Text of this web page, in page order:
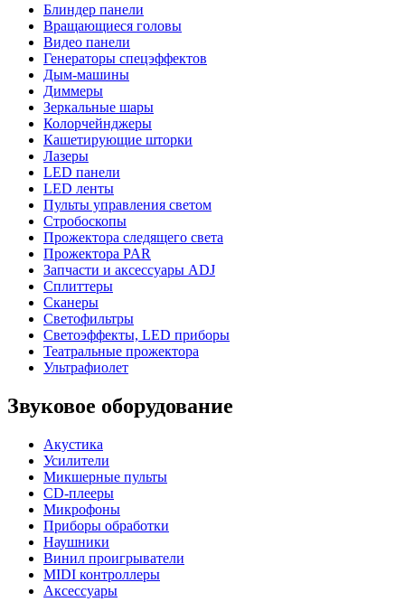
Блиндер панели
Вращающиеся головы
Видео панели
Генераторы спецэффектов
Дым-машины
Диммеры
Зеркальные шары
Колорчейнджеры
Кашетирующие шторки
Лазеры
LED панели
LED ленты
Пульты управления светом
Стробоскопы
Прожектора следящего света
Прожектора PAR
Запчасти и аксессуары ADJ
Сплиттеры
Сканеры
Светофильтры
Светоэффекты, LED приборы
Театральные прожектора
Ультрафиолет
Звуковое оборудование
Акустика
Усилители
Микшерные пульты
CD-плееры
Микрофоны
Приборы обработки
Наушники
Винил проигрыватели
MIDI контроллеры
Аксессуары